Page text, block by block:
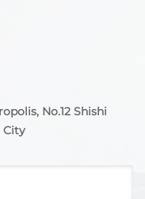
No.12 Shishi
City